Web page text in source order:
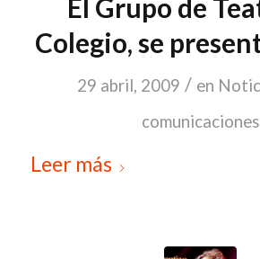
El Grupo de
Colegio, se
29 abril, 2009 / en
comunicaciones
Leer más